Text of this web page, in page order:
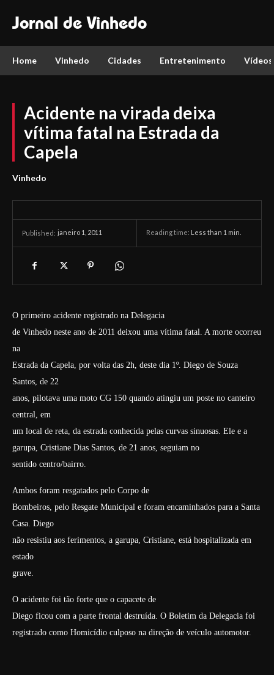
Jornal de Vinhedo
Home Vinhedo Cidades Entretenimento Vídeos
Acidente na virada deixa
vítima fatal na Estrada da
Capela
Vinhedo
Published: janeiro 1, 2011 Reading time: Less than 1 min.
O primeiro acidente registrado na Delegacia
de Vinhedo neste ano de 2011 deixou uma vítima fatal. A morte ocorreu
na
Estrada da Capela, por volta das 2h, deste dia 1º. Diego de Souza
Santos, de 22
anos, pilotava uma moto CG 150 quando atingiu um poste no canteiro
central, em
um local de reta, da estrada conhecida pelas curvas sinuosas. Ele e a
garupa, Cristiane Dias Santos, de 21 anos, seguiam no
sentido centro/bairro.
Ambos foram resgatados pelo Corpo de
Bombeiros, pelo Resgate Municipal e foram encaminhados para a Santa
Casa. Diego
não resistiu aos ferimentos, a garupa, Cristiane, está hospitalizada em
estado
grave.
O acidente foi tão forte que o capacete de
Diego ficou com a parte frontal destruída. O Boletim da Delegacia foi
registrado como Homicídio culposo na direção de veículo automotor.